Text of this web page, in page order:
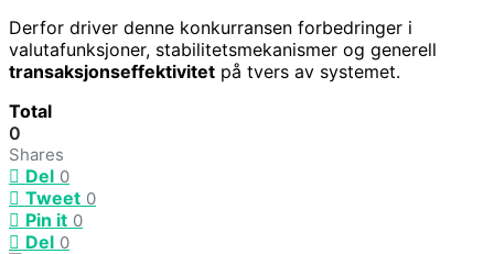
Derfor driver denne konkurransen forbedringer i
valutafunksjoner, stabilitetsmekanismer og generell
transaksjonseffektivitet på tvers av systemet.
Total
0
Shares
Del 0
Tweet 0
Pin it 0
Del 0